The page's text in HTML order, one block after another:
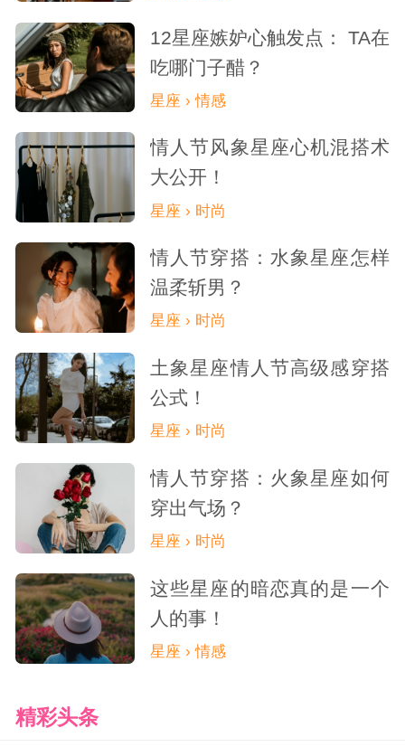
12星座嫉妒心触发点： TA在
吃哪门子醋？
星座 › 情感
情人节风象星座心机混搭术
大公开！
星座 › 时尚
情人节穿搭：水象星座怎样
温柔斩男？
星座 › 时尚
土象星座情人节高级感穿搭
公式！
星座 › 时尚
情人节穿搭：火象星座如何
穿出气场？
星座 › 时尚
这些星座的暗恋真的是一个
人的事！
星座 › 情感
精彩头条